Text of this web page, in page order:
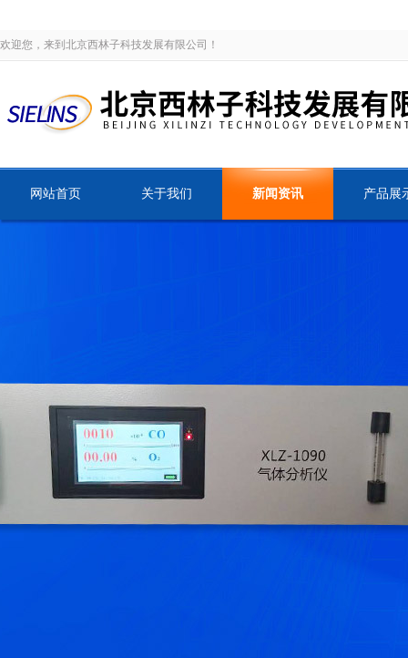
欢迎您，来到北京西林子科技发展有限公司！
网站首页 关于我们 新闻资讯 产品展